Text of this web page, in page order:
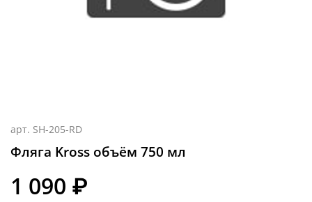
арт. SH-205-RD
Фляга Kross объём 750 мл
1 090 ₽